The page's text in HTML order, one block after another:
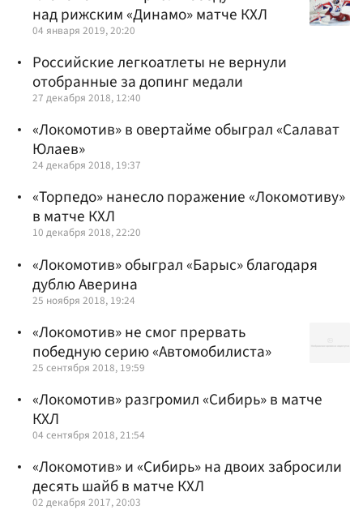
над рижским «Динамо» матче КХЛ
04 января 2019, 20:20
Российские легкоатлеты не вернули
отобранные за допинг медали
27 декабря 2018, 12:40
«Локомотив» в овертайме обыграл «Салават
Юлаев»
24 декабря 2018, 19:37
«Торпедо» нанесло поражение «Локомотиву»
в матче КХЛ
10 декабря 2018, 22:20
«Локомотив» обыграл «Барыс» благодаря
дублю Аверина
25 ноября 2018, 19:24
«Локомотив» не смог прервать
победную серию «Автомобилиста»
25 сентября 2018, 19:59
«Локомотив» разгромил «Сибирь» в матче
КХЛ
04 сентября 2018, 21:54
«Локомотив» и «Сибирь» на двоих забросили
десять шайб в матче КХЛ
02 декабря 2017, 20:03